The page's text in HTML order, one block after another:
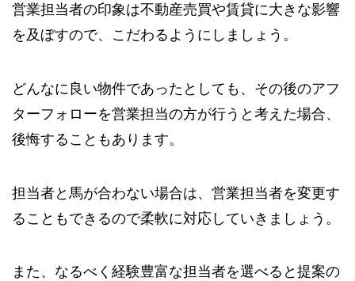
営業担当者の印象は不動産売買や賃貸に大きな影響
を及ぼすので、こだわるようにしましょう。
どんなに良い物件であったとしても、その後のアフ
ターフォローを営業担当の方が行うと考えた場合、
後悔することもあります。
担当者と馬が合わない場合は、営業担当者を変更す
ることもできるので柔軟に対応していきましょう。
また、なるべく経験豊富な担当者を選べると提案の